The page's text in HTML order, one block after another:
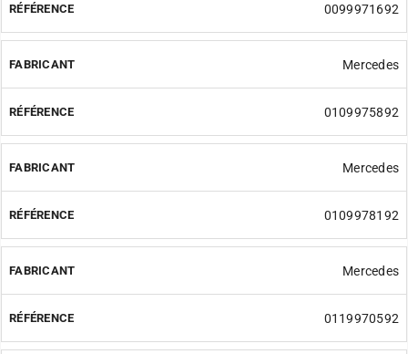
0099971692
Mercedes
0109975892
Mercedes
0109978192
Mercedes
0119970592